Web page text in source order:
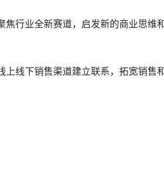
焦行业全新赛道，启发新的商业思维
上线下销售渠道建立联系，拓宽销售